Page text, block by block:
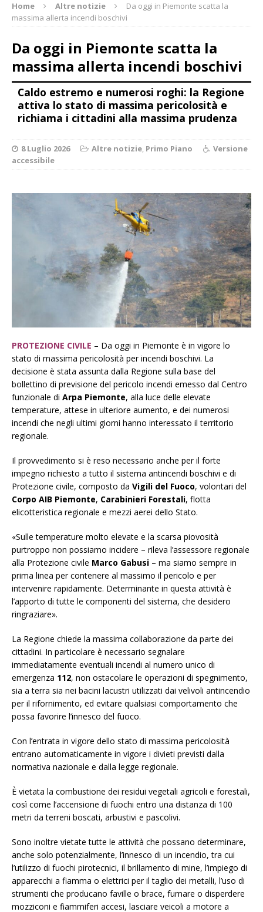
Home Altre notizie
Da oggi in Piemonte scatta la
massima allerta incendi boschivi
Da oggi in Piemonte scatta la
massima allerta incendi boschivi
Caldo estremo e numerosi roghi: la Regione
attiva lo stato di massima pericolosità e
richiama i cittadini alla massima prudenza
8 Luglio 2026 Altre notizie, Primo Piano
Versione
accessibile
PROTEZIONE CIVILE – Da oggi in Piemonte è in vigore lo
stato di massima pericolosità per incendi boschivi. La
decisione è stata assunta dalla Regione sulla base del
bollettino di previsione del pericolo incendi emesso dal Centro
funzionale di Arpa Piemonte, alla luce delle elevate
temperature, attese in ulteriore aumento, e dei numerosi
incendi che negli ultimi giorni hanno interessato il territorio
regionale.
Il provvedimento si è reso necessario anche per il forte
impegno richiesto a tutto il sistema antincendi boschivi e di
Protezione civile, composto da Vigili del Fuoco, volontari del
Corpo AIB Piemonte, Carabinieri Forestali, flotta
elicotteristica regionale e mezzi aerei dello Stato.
«Sulle temperature molto elevate e la scarsa piovosità
purtroppo non possiamo incidere – rileva l’assessore regionale
alla Protezione civile Marco Gabusi – ma siamo sempre in
prima linea per contenere al massimo il pericolo e per
intervenire rapidamente. Determinante in questa attività è
l’apporto di tutte le componenti del sistema, che desidero
ringraziare».
La Regione chiede la massima collaborazione da parte dei
cittadini. In particolare è necessario segnalare
immediatamente eventuali incendi al numero unico di
emergenza 112, non ostacolare le operazioni di spegnimento,
sia a terra sia nei bacini lacustri utilizzati dai velivoli antincendio
per il rifornimento, ed evitare qualsiasi comportamento che
possa favorire l’innesco del fuoco.
Con l’entrata in vigore dello stato di massima pericolosità
entrano automaticamente in vigore i divieti previsti dalla
normativa nazionale e dalla legge regionale.
È vietata la combustione dei residui vegetali agricoli e forestali,
così come l’accensione di fuochi entro una distanza di 100
metri da terreni boscati, arbustivi e pascolivi.
Sono inoltre vietate tutte le attività che possano determinare,
anche solo potenzialmente, l’innesco di un incendio, tra cui
l’utilizzo di fuochi pirotecnici, il brillamento di mine, l’impiego di
apparecchi a fiamma o elettrici per il taglio dei metalli, l’uso di
strumenti che producano faville o brace, fumare o disperdere
mozziconi e fiammiferi accesi, lasciare veicoli a motore a